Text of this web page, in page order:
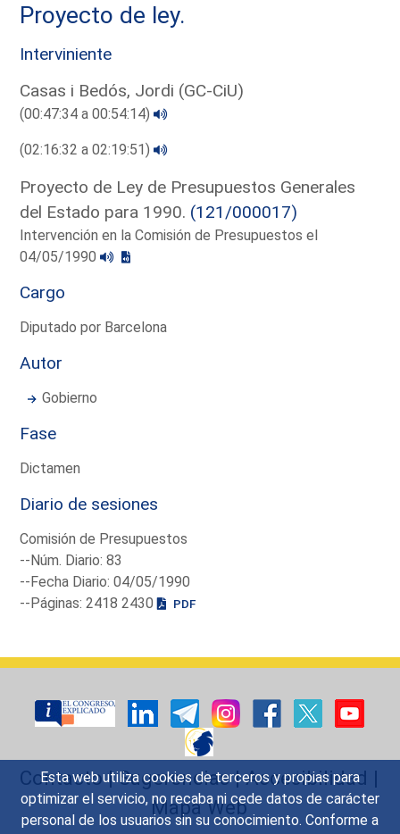
Esta web utiliza cookies de terceros y propias para
optimizar el servicio, no recaba ni cede datos de carácter
personal de los usuarios sin su conocimiento. Conforme a
Proyecto de ley.
Interviniente
Casas i Bedós, Jordi (GC-CiU)
(00:47:34 a 00:54:14)
(02:16:32 a 02:19:51)
Proyecto de Ley de Presupuestos Generales
del Estado para 1990. (121/000017)
Intervención en la Comisión de Presupuestos el
04/05/1990
Cargo
Diputado por Barcelona
Autor
Gobierno
Fase
Dictamen
Diario de sesiones
Comisión de Presupuestos
--Núm. Diario: 83
--Fecha Diario: 04/05/1990
--Páginas: 2418 2430
PDF
Contacto|Sugerencias|Accesibilidad |
Mapa Web